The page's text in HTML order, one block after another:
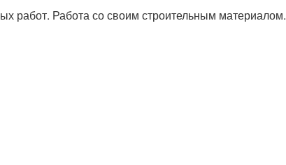
работ. Работа со своим строительным материалом.